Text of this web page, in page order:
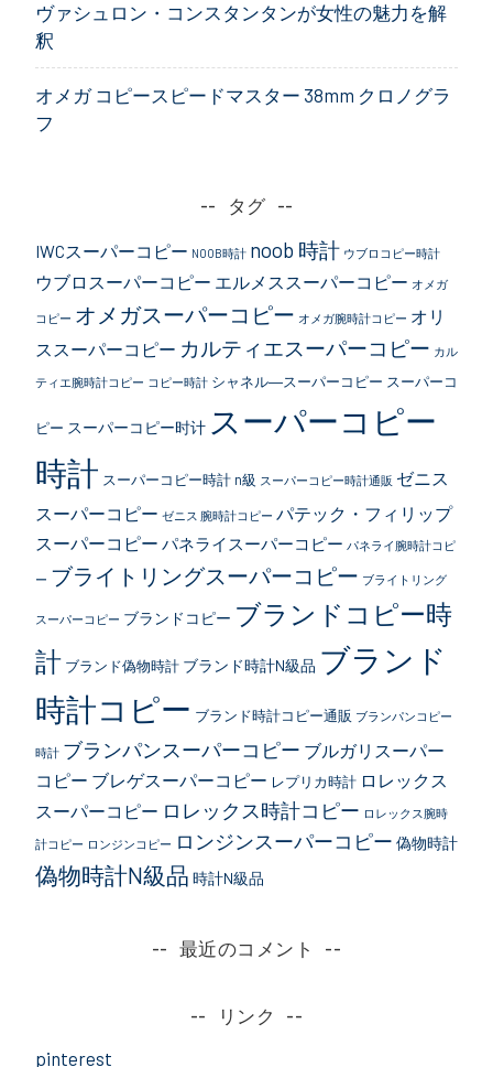
ヴァシュロン・コンスタンタンが女性の魅力を解
釈
オメガ コピースピードマスター 38mm クロノグラ
フ
タグ
IWCスーパーコピー NOOB時計 noob 時計 ウブロコピー時計
ウブロスーパーコピー エルメススーパーコピー オメガ
コピー オメガスーパーコピー オメガ腕時計コピー オリ
ススーパーコピー カルティエスーパーコピー カル
ティエ腕時計コピー コピー時計 シャネル―スーパーコピー スーパーコ
ピー スーパーコピー时计 スーパーコピー
時計 スーパーコピー時計 n級 スーパーコピー時計通販 ゼニス
スーパーコピー ゼニス 腕時計コピー パテック・フィリップ
スーパーコピー パネライスーパーコピー パネライ腕時計コピ
ー ブライトリングスーパーコピー ブライトリング
スーパーコピー ブランドコピー ブランドコピー時
計 ブランド偽物時計 ブランド時計N級品 ブランド
時計コピー ブランド時計コピー通販 ブランパンコピー
時計 ブランパンスーパーコピー ブルガリスーパー
コピー ブレゲスーパーコピー レプリカ時計 ロレックス
スーパーコピー ロレックス時計コピー ロレックス腕時
計コピー ロンジンコピー ロンジンスーパーコピー 偽物時計
偽物時計N級品 時計N級品
最近のコメント
リンク
pinterest